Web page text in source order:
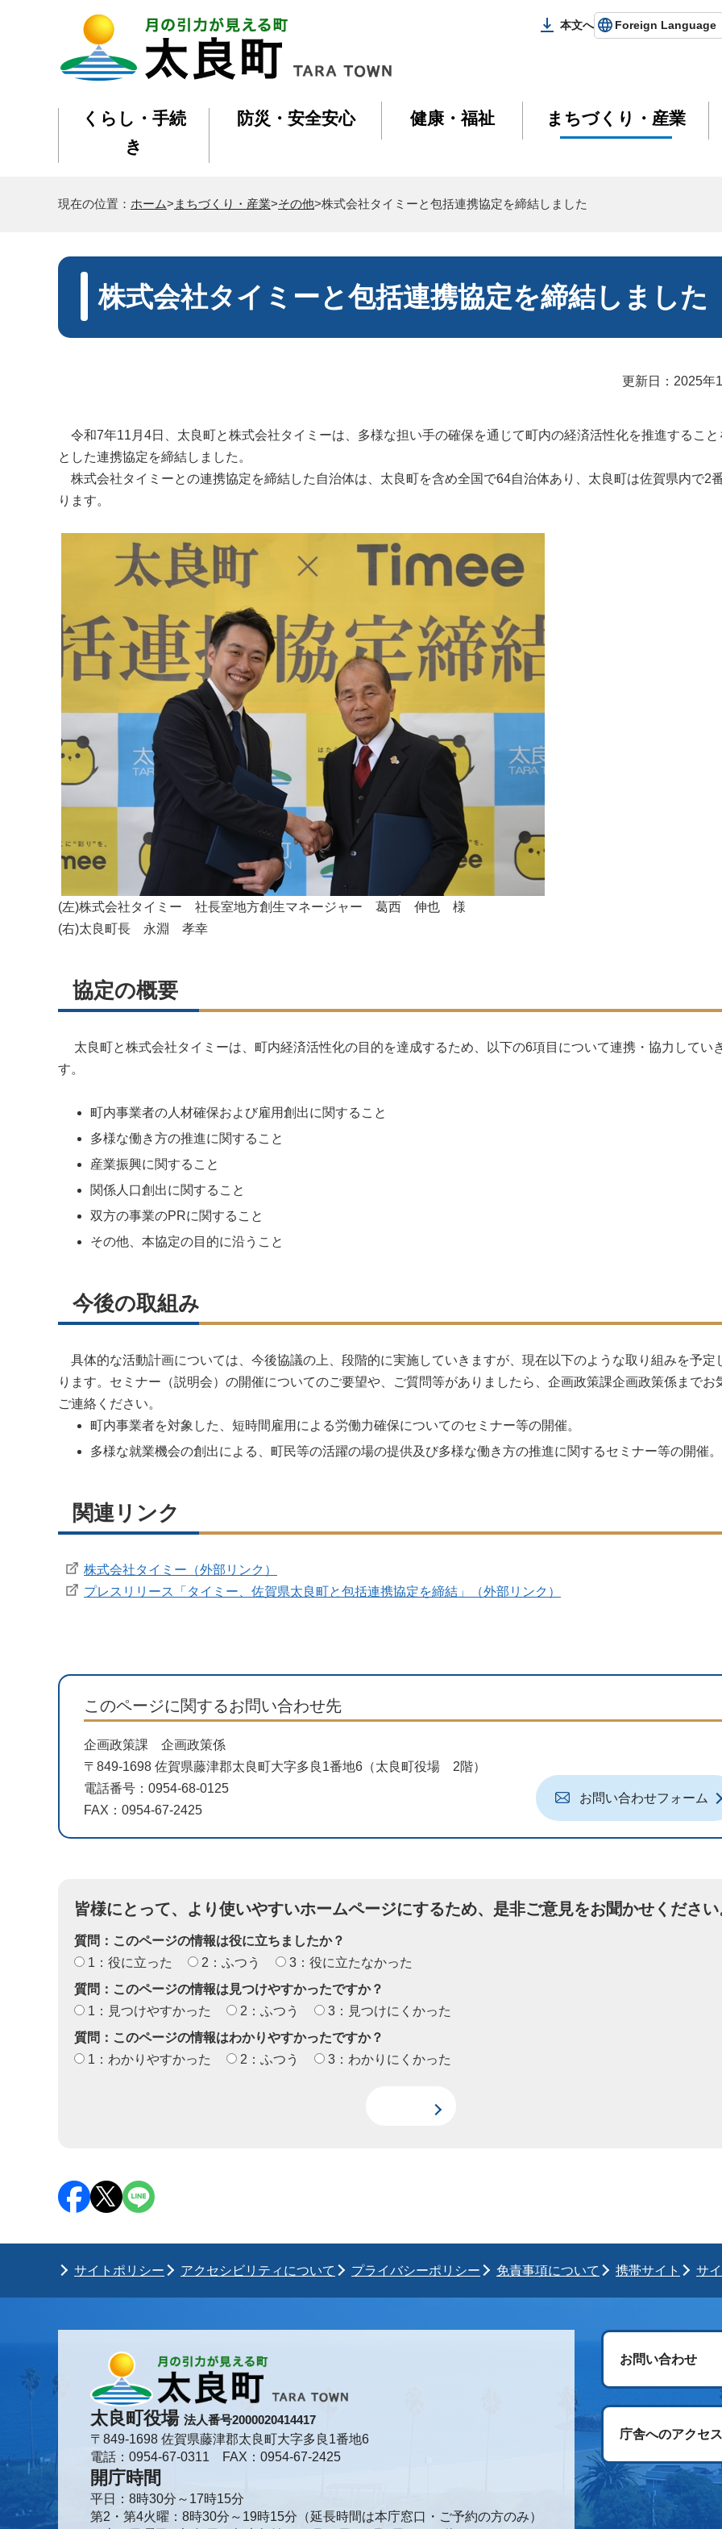
本文へ Foreign Language
くらし・手続
き
防災・安全安心 健康・福祉 まちづくり・産業
現在の位置： ホーム> まちづくり・産業>その他>株式会社タイミーと包括連携協定を締結しました
株式会社タイミーと包括連携協定を締結しました
更新日：2025年
令和7年11月4日、太良町と株式会社タイミーは、多様な担い手の確保を通じて町内の経済活性化を推進すること
とした連携協定を締結しました。
株式会社タイミーとの連携協定を締結した自治体は、太良町を含め全国で64自治体あり、太良町は佐賀県内で2
ります。
(左)株式会社タイミー 社長室地方創生マネージャー 葛西 伸也 様
(右)太良町長 永淵 孝幸
協定の概要
太良町と株式会社タイミーは、町内経済活性化の目的を達成するため、以下の6項目について連携・協力してい
す。
町内事業者の人材確保および雇用創出に関すること
多様な働き方の推進に関すること
産業振興に関すること
関係人口創出に関すること
双方の事業のPRに関すること
その他、本協定の目的に沿うこと
今後の取組み
具体的な活動計画については、今後協議の上、段階的に実施していきますが、現在以下のような取り組みを予定
ります。セミナー（説明会）の開催についてのご要望や、ご質問等がありましたら、企画政策課企画政策係までお
ご連絡ください。
町内事業者を対象した、短時間雇用による労働力確保についてのセミナー等の開催。
多様な就業機会の創出による、町民等の活躍の場の提供及び多様な働き方の推進に関するセミナー等の開催。
関連リンク
株式会社タイミー（外部リンク）
プレスリリース「タイミー、佐賀県太良町と包括連携協定を締結」（外部リンク）
このページに関するお問い合わせ先
企画政策課 企画政策係
〒849-1698 佐賀県藤津郡太良町大字多良1番地6（太良町役場 2階）
電話番号：0954-68-0125
FAX：0954-67-2425
お問い合わせフォーム
皆様にとって、より使いやすいホームページにするため、是非ご意見をお聞かせください
質問：このページの情報は役に立ちましたか？
1：役に立った
2：ふつう
3：役に立たなかった
質問：このページの情報は見つけやすかったですか？
1：見つけやすかった
2：ふつう
3：見つけにくかった
質問：このページの情報はわかりやすかったですか？
1：わかりやすかった
2：ふつう 3：わかりにくかった
サイトポリシー アクセシビリティについて プライバシーポリシー 免責事項について 携帯サイト サ
太良町役場 法人番号2000020414417
〒849-1698 佐賀県藤津郡太良町大字多良1番地6
電話：0954-67-0311 FAX：0954-67-2425
開庁時間
平日：8時30分～17時15分
第2・第4火曜：8時30分～19時15分（延長時間は本庁窓口・ご予約の方のみ）
お問い合わせ
庁舎へのアクセス